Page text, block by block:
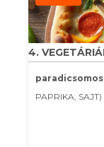
4.
PAPRIKA, SAJT)